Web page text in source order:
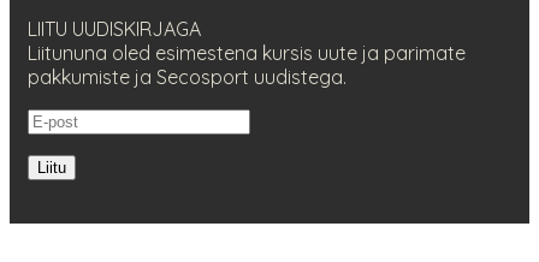
LIITU UUDISKIRJAGA
Liitununa oled esimestena kursis uute ja parimate
pakkumiste ja Secosport uudistega.
Liitu